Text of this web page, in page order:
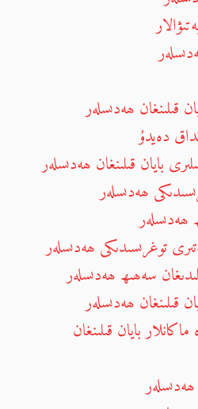
قىلىنغان ھەدىسلەر
دەيدۇ
بايان قىلىنغان ھەدىسلەر
ھەدىسلەر
ھەدىسلەر
توغرىسىدىكى ھەدىسلەر
سەھىھ ھەدىسلەر
قىلىنغان ھەدىسلەر
بايان قىلىنغان
ھەدىسلەر